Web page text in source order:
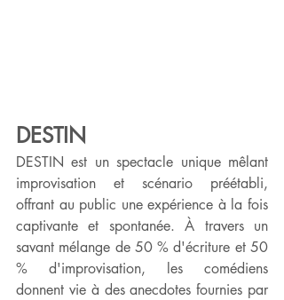
DESTIN
DESTIN est un spectacle unique mêlant
improvisation et scénario préétabli,
offrant au public une expérience à la fois
captivante et spontanée. À travers un
savant mélange de 50 % d'écriture et 50
% d'improvisation, les comédiens
donnent vie à des anecdotes fournies par